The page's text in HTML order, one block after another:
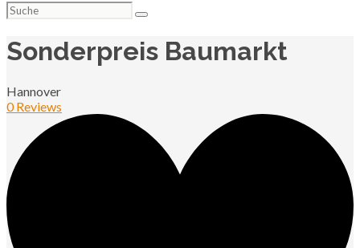
Suchen
nach:
Sonderpreis Baumarkt
Hannover
0 Reviews